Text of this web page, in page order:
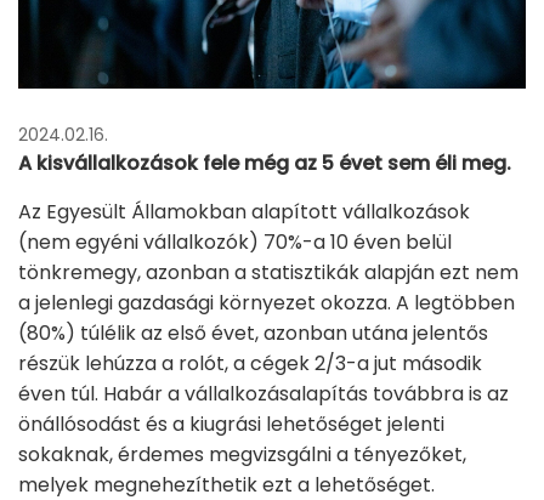
2024.02.16.
A kisvállalkozások fele még az 5 évet sem éli meg.
Az Egyesült Államokban alapított vállalkozások
(nem egyéni vállalkozók) 70%-a 10 éven belül
tönkremegy, azonban a statisztikák alapján ezt nem
a jelenlegi gazdasági környezet okozza. A legtöbben
(80%) túlélik az első évet, azonban utána jelentős
részük lehúzza a rolót, a cégek 2/3-a jut második
éven túl. Habár a vállalkozásalapítás továbbra is az
önállósodást és a kiugrási lehetőséget jelenti
sokaknak, érdemes megvizsgálni a tényezőket,
melyek megnehezíthetik ezt a lehetőséget.